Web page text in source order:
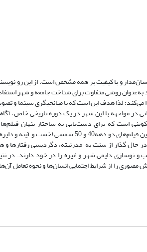
و با کیفیت بر همه مشخص است. از این رو
روشی متفاوت برای شناخت جامعه و شهر
لذا هدف این است که با میانجیگری سینما و
در مواجهه با این شهر در یک دوره تاریخی خاص،
در نقد ادبی ساخت‌گرایی تکوینی است که برای دست‌یابی به ساختار پنهان
نشانه‌شناسی تصویر لایه‌ها و ساختار پنهان متن به‌دست می‌آید. این مقاله از خلال تفسیر دو فیلم که از تأثیرگذارترین فیلم‌های دو
گذار از سنت به مدرنیته، دگردیسی رفتارها و
و نوسازی دایمی شهر و غیره را در خود دارند. در
را از شرایط اجتمایی انسان‌ها و نحوه تعامل